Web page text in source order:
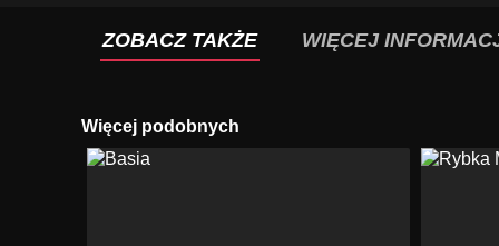
ZOBACZ TAKŻE WIĘCEJ
Więcej podobnych